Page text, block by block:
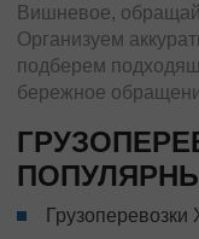
Вишневое,
Организуем
подберем
бережное
Грузоперевозки